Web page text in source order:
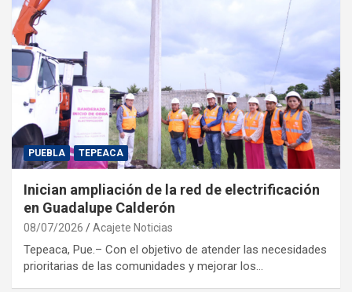
PUEBLA TEPEACA
Inician ampliación de la red de electrificación
en Guadalupe Calderón
08/07/2026 Acajete Noticias
Tepeaca, Pue.– Con el objetivo de atender las necesidades
prioritarias de las comunidades y mejorar los…